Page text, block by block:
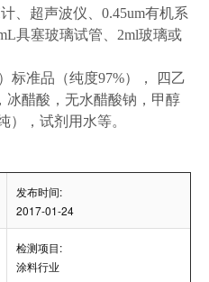
、超声波仪、0.45um有机系
具塞玻璃试管、2ml玻璃或
标准品（纯度97%）， 四乙
冰醋酸，无水醋酸钠，甲醇
），试剂用水等。
发布时间:
2017-01-24
检测项目:
涂料行业